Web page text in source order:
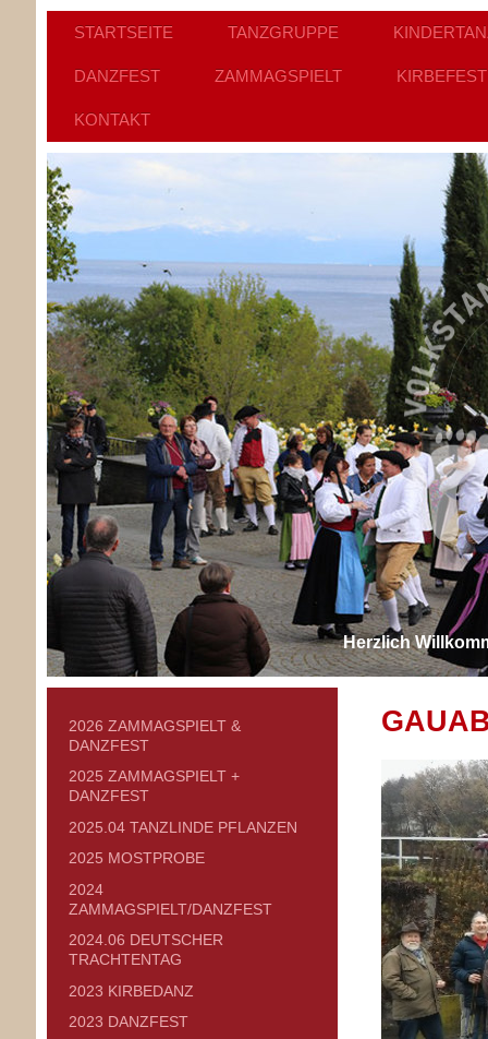
STARTSEITE TANZGRUPPE
DANZFEST ZAMMAGSPIELT KIRBEFEST
KONTAKT
Herzlich
2026 ZAMMAGSPIELT &
DANZFEST
2025 ZAMMAGSPIELT +
DANZFEST
2025.04 TANZLINDE PFLANZEN
2025 MOSTPROBE
2024
ZAMMAGSPIELT/DANZFEST
2024.06 DEUTSCHER
TRACHTENTAG
2023 KIRBEDANZ
2023 DANZFEST